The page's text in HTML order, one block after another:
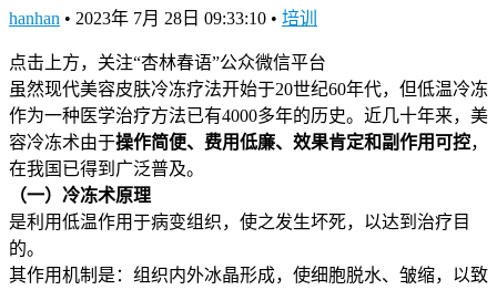
hanhan • 2023年 7月 28日 09:33:10 • 培训
点击上方，关注“杏林春语”公众微信平台
虽然现代美容皮肤冷冻疗法开始于20世纪60年代，但低温冷冻
作为一种医学治疗方法已有4000多年的历史。近几十年来，美
容冷冻术由于操作简便、费用低廉、效果肯定和副作用可控，
在我国已得到广泛普及。
（一）冷冻术原理
是利用低温作用于病变组织，使之发生坏死，以达到治疗目
的。
其作用机制是：组织内外冰晶形成，使细胞脱水、皱缩，以致